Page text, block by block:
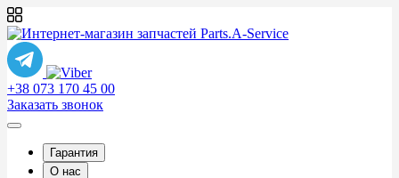
+38 073 170 45 00
Заказать звонок
Гарантия
О нас